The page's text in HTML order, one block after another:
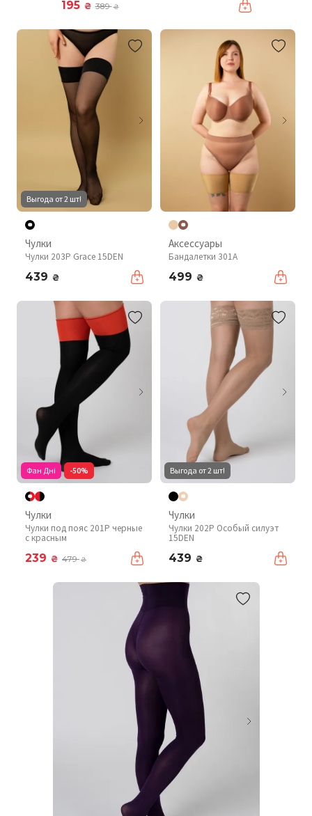
195 ₴ 389₴
Выгода от 2 шт!
Чулки
Чулки 203P Grace 15DEN
439 ₴
Аксессуары
Бандалетки 301A
499 ₴
Фан Дні -50%
Чулки
Чулки под пояс 201P черные
с красным
239 ₴ 479₴
Выгода от 2 шт!
Чулки
Чулки 202P Особый силуэт
15DEN
439 ₴